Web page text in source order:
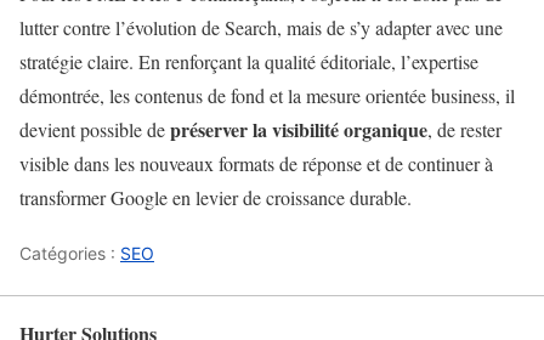
lutter contre l’évolution de Search, mais de s’y adapter avec une
stratégie claire. En renforçant la qualité éditoriale, l’expertise
démontrée, les contenus de fond et la mesure orientée business, il
devient possible depréserver la visibilité organique, de rester
visible dans les nouveaux formats de réponse et de continuer à
transformer Google en levier de croissance durable.
Catégories : SEO
Hurter Solutions